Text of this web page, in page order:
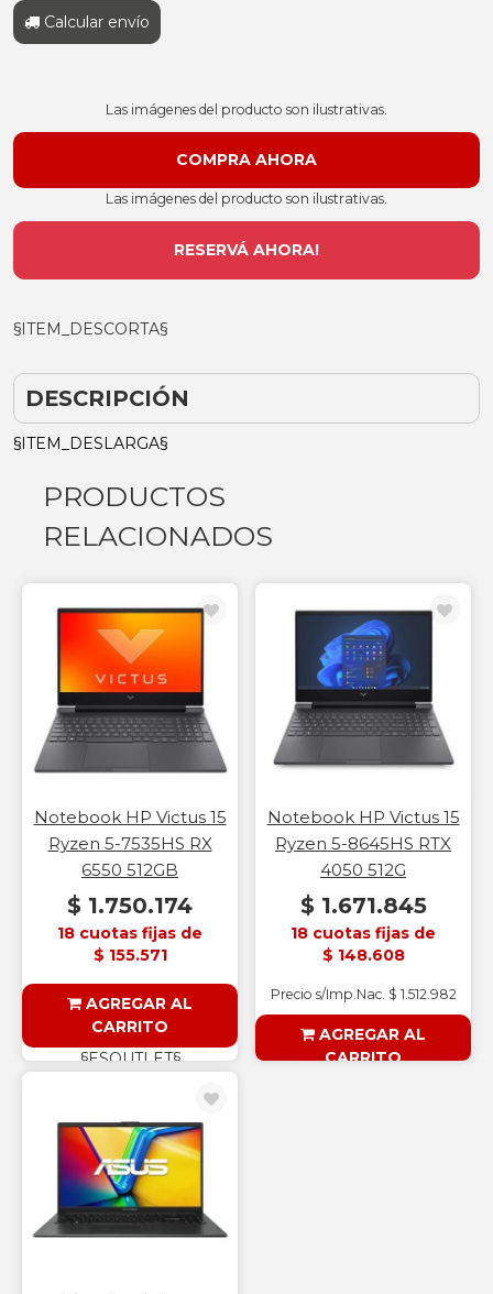
Calcular envío
Las imágenes del producto son ilustrativas.
Las imágenes del producto son ilustrativas.
RESERVÁ AHORA!
§ITEM_DESCORTA§
DESCRIPCIÓN
§ITEM_DESLARGA§
PRODUCTOS
RELACIONADOS
Notebook HP Victus 15
Ryzen 5-7535HS RX
6550 512GB
$ 1.750.174
18 cuotas fijas de
$ 155.571
AGREGAR AL
CARRITO
§ESOUTLET§
Notebook HP Victus 15
Ryzen 5-8645HS RTX
4050 512G
$ 1.671.845
18 cuotas fijas de
$ 148.608
Precio s/Imp.Nac. $ 1.512.982
AGREGAR AL
CARRITO